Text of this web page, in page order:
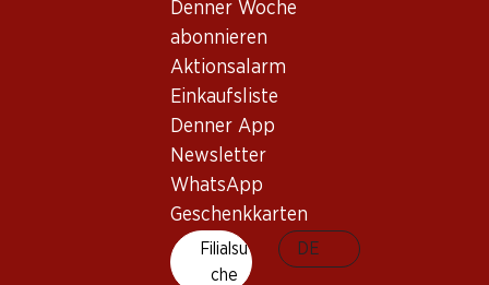
Denner Woche
abonnieren
Aktionsalarm
Einkaufsliste
Denner App
Newsletter
WhatsApp
Geschenkkarten
Filialsu
che
DE
Schaumwein
1–2 Jahre ab Kauf